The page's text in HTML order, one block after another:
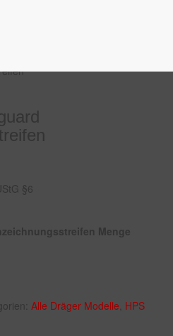
§6
Menge
Alle Dräger Modelle HPS